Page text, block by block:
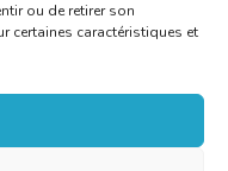
ou de retirer son
certaines caractéristiques et